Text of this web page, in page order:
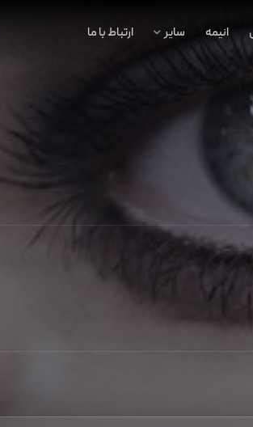
انیمه سایر ارتباط با ما